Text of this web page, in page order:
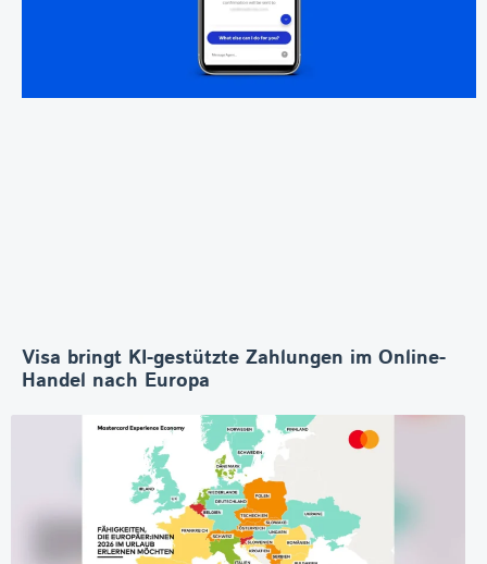
Visa bringt KI-gestützte Zahlungen im Online-
Handel nach Europa